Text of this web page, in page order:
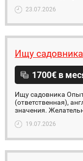
23.07.2026
Ищу садовника
1700€ в
Ищу садовника
(ответственная),
значения.
19.07.2026